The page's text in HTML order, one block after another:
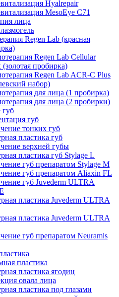
Hyalrepair
MesoEye C71
лица
Regen Lab (красная
Regen Lab Cellular
пробирка)
Regen Lab ACR-C Plus
набор)
для лица (1 пробирка)
для лица (2 пробирки)
губ
губ
тонких губ
пластика губ
верхней губы
пластика губ Stylage L
губ препаратом Stylage M
губ препаратом Aliaxin FL
губ Juvederm ULTRA
пластика Juvederm ULTRA
пластика Juvederm ULTRA
губ препаратом Neuramis
пластика
пластика ягодиц
овала лица
пластика под глазами